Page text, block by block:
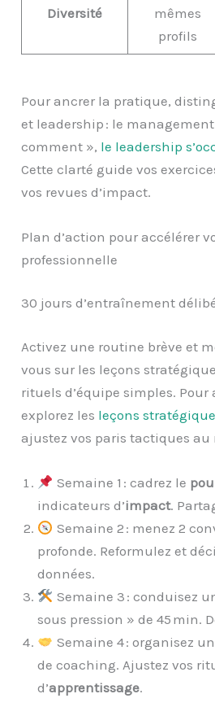
Diversité
mêmes
profils
Pour ancrer la pratique,
et leadership : le
comment », le leadership
Cette clarté guide vos
vos revues d’impact.
Plan d’action pour accélérer
professionnelle
30 jours d’entraînement
Activez une routine brève et
vous sur les leçons
rituels d’équipe simples.
explorez les leçons
ajustez vos paris tactiques au
Semaine 1 : cadrez le
indicateurs d’impact.
Semaine 2 : menez 2
profonde. Reformulez et
données.
Semaine 3 : conduisez
sous pression » de 45 min.
Semaine 4 : organisez
de coaching. Ajustez vos
d’apprentissage.